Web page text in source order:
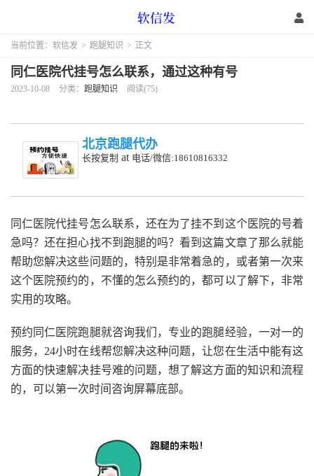
当前位置： 软信发 > 跑腿知识 > 正文
同仁医院代挂号怎么联系，通过这种有号
2023-10-08 分类： 跑腿知识 阅读(75)
北京跑腿代办
长按复制 at 电话/微信:18610816332
同仁医院代挂号怎么联系，还在为了挂不到这个医院的号着
急吗？还在担心找不到跑腿的吗？看到这篇文章了那么就能
帮助您解决这些问题的，特别是非常着急的，或者第一次来
这个医院预约的，不懂的怎么预约的，都可以了解下，非常
实用的攻略。
预约同仁医院跑腿就咨询我们，专业的跑腿经验，一对一的
服务，24小时在线帮您解决这种问题，让您在生活中能有这
方面的快速解决挂号难的问题，想了解这方面的知识和流程
的，可以第一次时间咨询屏幕底部。